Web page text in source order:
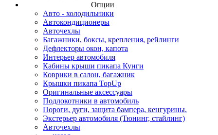
Опции
Авто - холодильники
Автокондиционеры
Авточехлы
Багажники, боксы, крепления, рейлинги
Дефлекторы окон, капота
Интерьер автомобиля
Кабины крыши пикапа Кунги
Коврики в салон, багажник
Крышки пикапа TopUp
Оригинальные аксессуары
Подлокотники в автомобиль
Пороги, дуги, защита бампера, кенгурины.
Экстерьер автомобиля (Тюнинг, стайлинг)
Авточехлы